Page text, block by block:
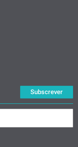
Subscrever